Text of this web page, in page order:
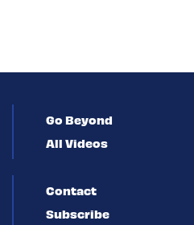
Go Beyond
All Videos
Contact
Subscribe